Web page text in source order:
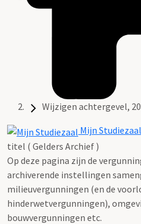
Wijzigen achtergevel,
Mijn
titel ( Gelders Archief )
Op deze pagina zijn de
archiverende instellingen
milieuvergunningen (en de
hinderwetvergunningen),
bouwvergunningen etc.